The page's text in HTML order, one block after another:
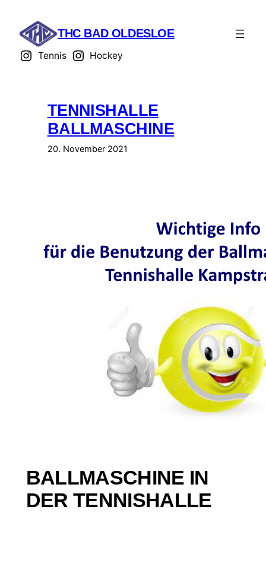
springen
THC BAD OLDESLOE
Tennis Hockey
TENNISHALLE
BALLMASCHINE
20. November 2021
BALLMASCHINE IN
DER TENNISHALLE